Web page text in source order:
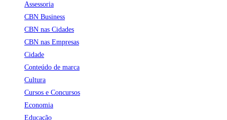
Assessoria
CBN Business
CBN nas Cidades
CBN nas Empresas
Cidade
Conteúdo de marca
Cultura
Cursos e Concursos
Economia
Educação